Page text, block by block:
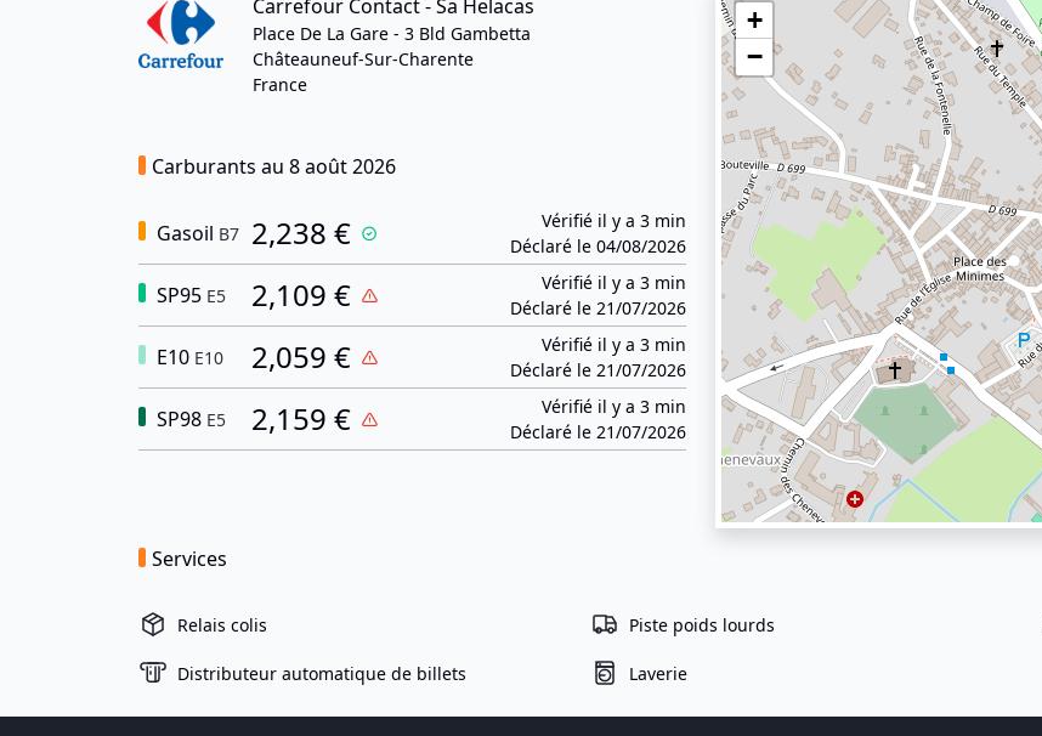
Carrefour Contact - Sa Helacas
Place De La Gare - 3 Bld Gambetta
Châteauneuf-Sur-Charente
France
Carburants au 8 août 2026
Gasoil B7 2,238 €
Vérifié il y a 3 min
Déclaré le 04/08/2026
SP95 E5 2,109 €
Vérifié il y a 3 min
Déclaré le 21/07/2026
E10 E10 2,059 €
Vérifié il y a 3 min
Déclaré le 21/07/2026
SP98 E5 2,159 €
Vérifié il y a 3 min
Déclaré le 21/07/2026
+
−
Services
Relais colis Piste poids lourds
Distributeur automatique de billets Laverie